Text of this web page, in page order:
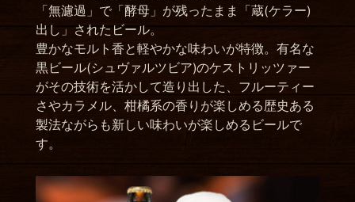
「無濾過」で「酵母」が残ったまま「蔵(ケラー)
出し」されたビール。
豊かなモルト香と軽やかな味わいが特徴。有名な
黒ビール(シュヴァルツビア)のケストリッツァー
がその技術を活かして造り出した、 フルーティー
さやカラメル、柑橘系の香りが楽しめる歴史ある
製法ながらも新しい味わいが楽しめるビールで
す。